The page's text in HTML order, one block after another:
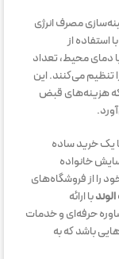
مصرف انرژی
استفاده از
دمای محیط، تعداد
تنظیم می‌کنند. این
هزینه‌های قبض
یک خرید ساده
خانواده
را از فروشگاه‌های
با ارائه
حرفه‌ای و خدمات
باشد که به